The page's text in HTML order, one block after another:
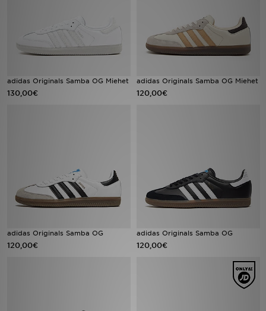
adidas Originals Samba OG Miehet
130,00€
adidas Originals Samba OG Miehet
120,00€
adidas Originals Samba OG
120,00€
adidas Originals Samba OG
120,00€
Tuotemerkit
Minun viestini